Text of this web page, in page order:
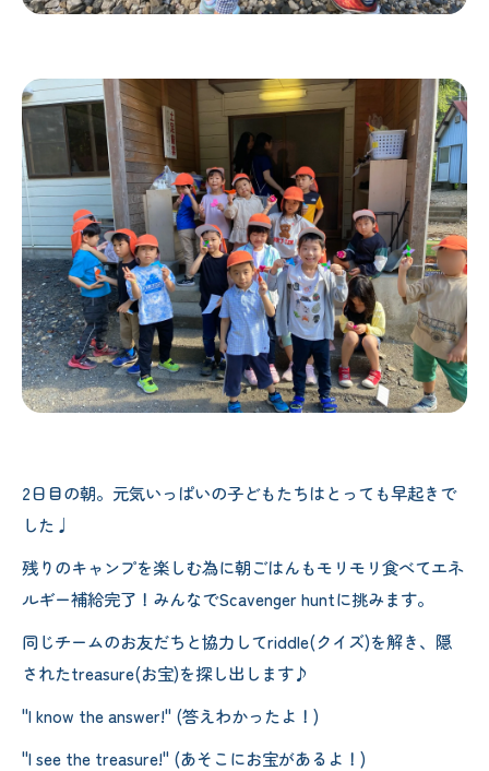
2日目の朝。元気いっぱいの子どもたちはとっても早起きで
した♩
残りのキャンプを楽しむ為に朝ごはんもモリモリ食べてエネ
ルギー補給完了！みんなでScavenger huntに挑みます。
同じチームのお友だちと協力してriddle(クイズ)を解き、隠
されたtreasure(お宝)を探し出します♪
"I know the answer!" (答えわかったよ！)
"I see the treasure!" (あそこにお宝があるよ！)